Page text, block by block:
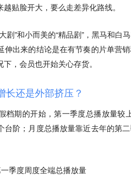
贴脸开大，要么走差异化路线。
剧”和小而美的“精品剧”，黑马和白
伸出来的结论是在有节奏的片单营
，会员也开始关心存货。
长还是外部挤压？
档期的开始，第一季度总播放量较
台阶；月度总播放量靠近去年的第
季度周度全端总播放量